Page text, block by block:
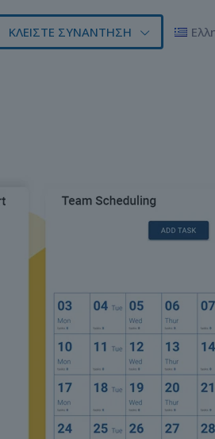
ΚΛΕΙΣΤΕ ΣΥΝΑΝΤΗΣΗ